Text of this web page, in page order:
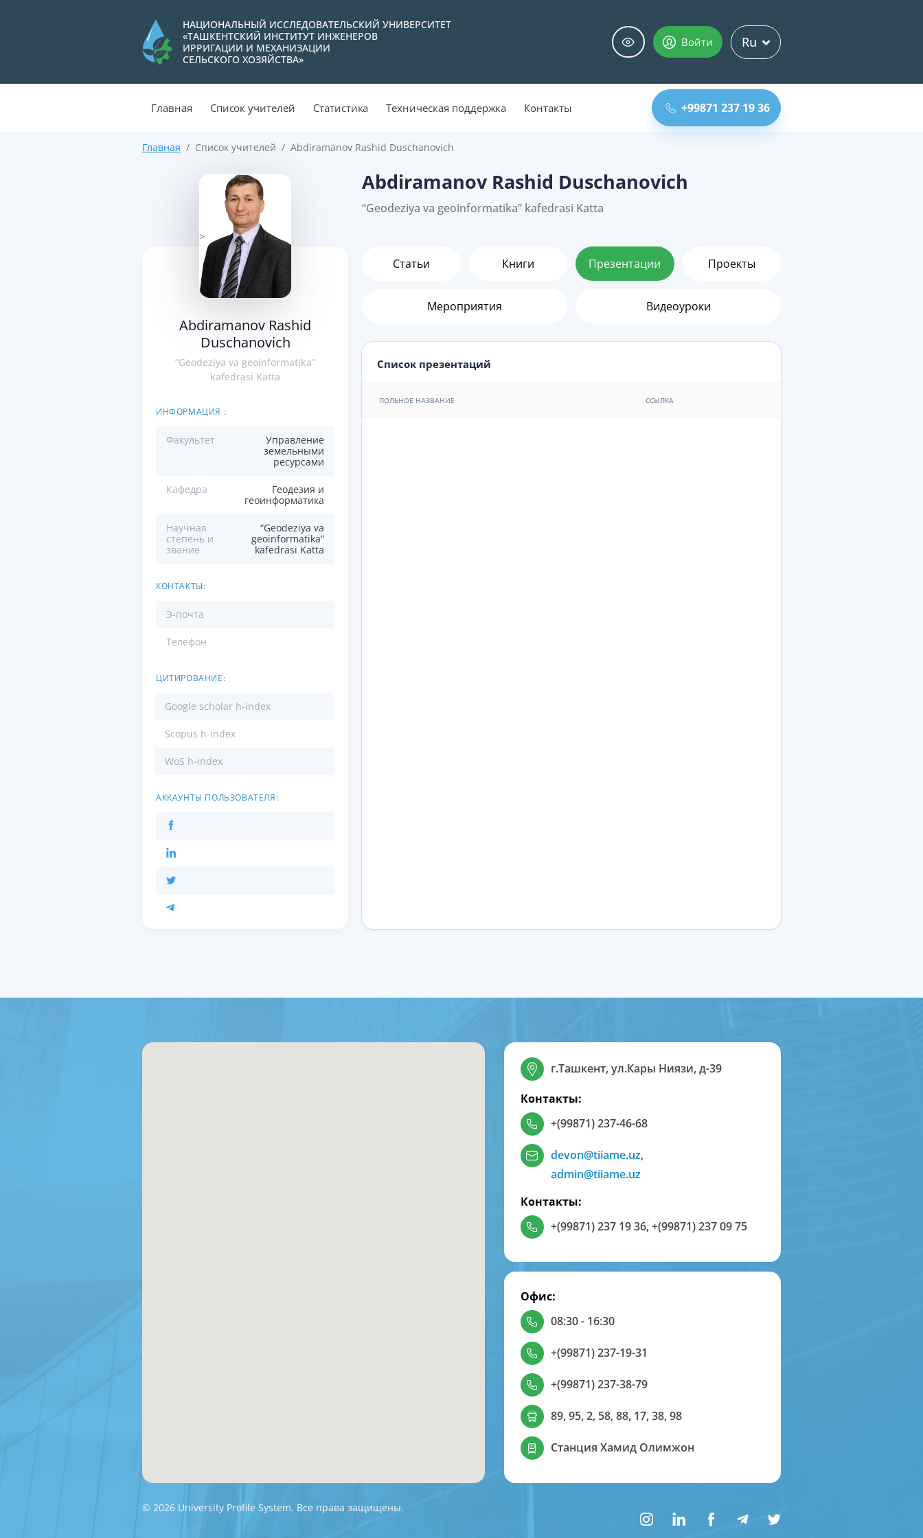
НАЦИОНАЛЬНЫЙ ИССЛЕДОВАТЕЛЬСКИЙ УНИВЕРСИТЕТ
«ТАШКЕНТСКИЙ ИНСТИТУТ ИНЖЕНЕРОВ
ИРРИГАЦИИ И МЕХАНИЗАЦИИ
СЕЛЬСКОГО ХОЗЯЙСТВА»
Войти Ru
Главная Список учителей Статистика Техническая поддержка Контакты +99871 237 19 36
Главная Список учителей Abdiramanov Rashid Duschanovich
>
Abdiramanov Rashid
Duschanovich
“Geodeziya va geoinformatika”
kafedrasi Katta
ИНФОРМАЦИЯ :
Факультет
Управление
земельными
ресурсами
Кафедра
Геодезия и
геоинформатика
Научная
степень и
звание
“Geodeziya va
geoinformatika”
kafedrasi Katta
КОНТАКТЫ:
Э-почта
Телефон
ЦИТИРОВАНИЕ:
Google scholar h-index
Scopus h-index
WoS h-index
АККАУНТЫ ПОЛЬЗОВАТЕЛЯ:
Abdiramanov Rashid Duschanovich
“Geodeziya va geoinformatika” kafedrasi Katta
Статьи Книги Презентации Проекты
Мероприятия Видеоуроки
Список презентаций
ПОЛЬНОЕ НАЗВАНИЕ ССЫЛКА
г.Ташкент, ул.Кары Ниязи, д-39
Контакты:
+(99871) 237-46-68
devon@tiiame.uz,
admin@tiiame.uz
Контакты:
+(99871) 237 19 36,+(99871) 237 09 75
Офис:
08:30 - 16:30
+(99871) 237-19-31
+(99871) 237-38-79
89, 95, 2, 58, 88, 17, 38, 98
Станция Хамид Олимжон
© 2026 University Profile System. Все права защищены.